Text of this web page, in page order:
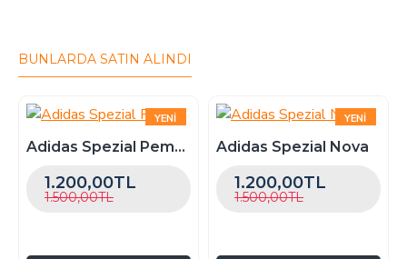
verirkenaçıklama kısmına 'kalıp istiyorum'
yazabilirsiniz, ekstra bir bedel alınmaz. Örnek:
Ayağınız 37.5 ise 38 numarayı seçip açıklama
kısmına kalıp istiyorum yazabilirsiniz.
BUNLARDA SATIN ALINDI
YENI
ÇOK SATANAdidas Spezial Pembe
1.200,00TL
1.500,00TL
YENI
ÇOK SATAN
Adidas Spezial Nova
1.200,00TL
1.500,00TL